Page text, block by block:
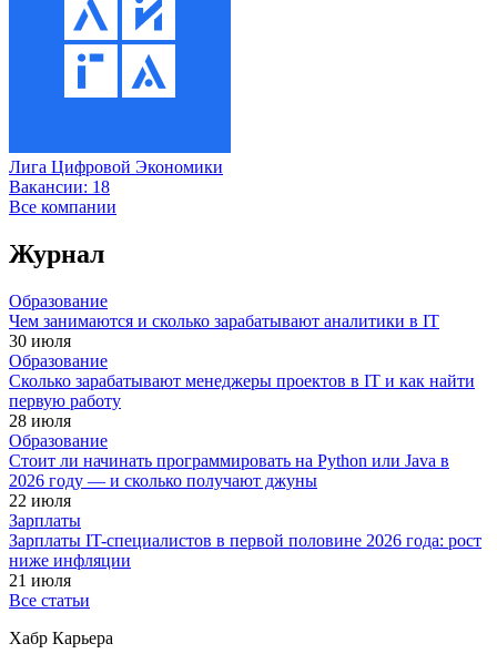
Лига Цифровой Экономики
Вакансии: 18
Все компании
Журнал
Образование
Чем занимаются и сколько зарабатывают аналитики в IT
30 июля
Образование
Сколько зарабатывают менеджеры проектов в IT и как найти
первую работу
28 июля
Образование
Стоит ли начинать программировать на Python или Java в
2026 году — и сколько получают джуны
22 июля
Зарплаты
Зарплаты IT-специалистов в первой половине 2026 года: рост
ниже инфляции
21 июля
Все статьи
Хабр Карьера